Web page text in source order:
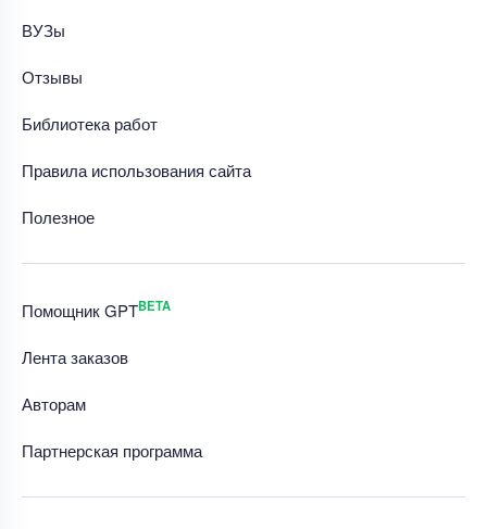
ВУЗы
Отзывы
Библиотека работ
Правила использования сайта
Полезное
Помощник GPTBETA
Лента заказов
Авторам
Партнерская программа